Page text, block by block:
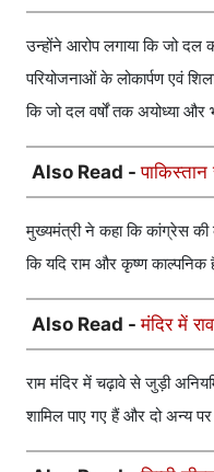
उन्होंने आरोप लगाया कि जो
परियोजनाओं के लोकार्पण एवं
कि जो दल वर्षों तक अयोध्या और
Also Read -
मुख्यमंत्री ने कहा कि कांग्रेस की
कि यदि राम और कृष्ण
Also Read -मंदिर में
राम मंदिर में चढ़ावे से जुड़ी
शामिल पाए गए हैं और दो अन्य